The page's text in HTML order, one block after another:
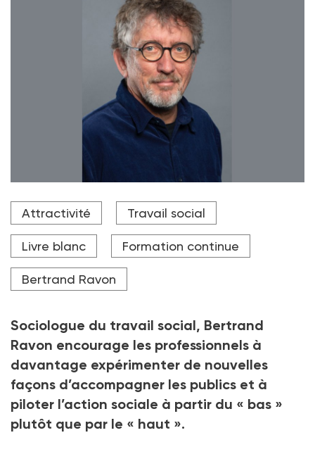
Pour le sociologue Bertrand Ravon : « L’engagement
personnel n’est pas valorisé et c’est une des causes
Crédit photo Alexis Grattier
Attractivité Travail social
Livre blanc Formation continue
Bertrand Ravon
Sociologue du travail social, Bertrand
Ravon encourage les professionnels à
davantage expérimenter de nouvelles
façons d’accompagner les publics et à
piloter l’action sociale à partir du « bas »
plutôt que par le « haut ».